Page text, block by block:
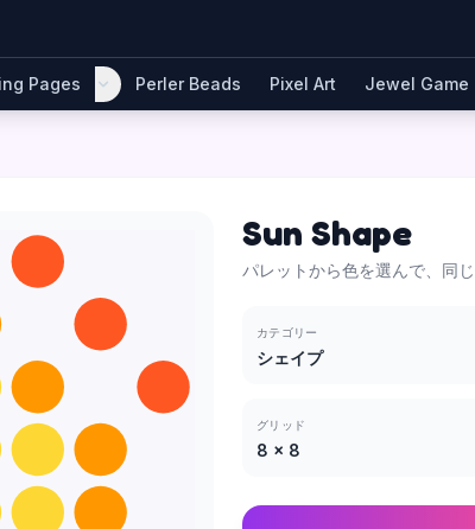
Pages Perler Beads Pixel Art Jewel Game
Sun Shape
パレットから色を選んで、同
カテゴリー
シェイプ
グリッド
8 × 8